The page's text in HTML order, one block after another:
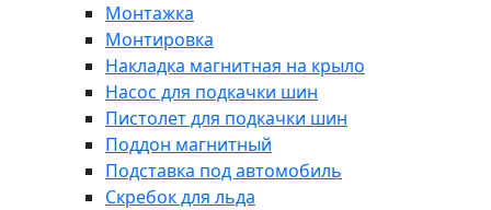
Монтажка
Монтировка
Накладка магнитная на крыло
Насос для подкачки шин
Пистолет для подкачки шин
Поддон магнитный
Подставка под автомобиль
Скребок для льда